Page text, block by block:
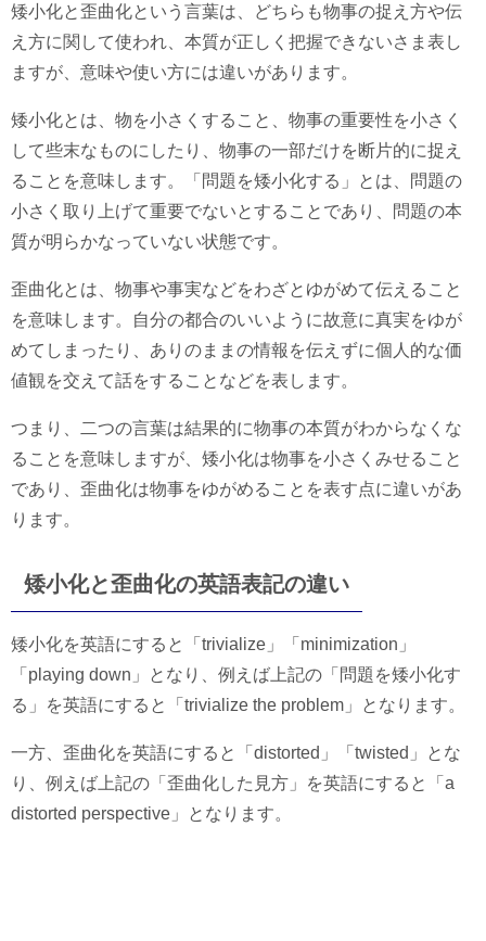
矮小化と歪曲化という言葉は、どちらも物事の捉え方や伝
え方に関して使われ、本質が正しく把握できないさま表し
ますが、意味や使い方には違いがあります。
矮小化とは、物を小さくすること、物事の重要性を小さく
して些末なものにしたり、物事の一部だけを断片的に捉え
ることを意味します。「問題を矮小化する」とは、問題の
小さく取り上げて重要でないとすることであり、問題の本
質が明らかなっていない状態です。
歪曲化とは、物事や事実などをわざとゆがめて伝えること
を意味します。自分の都合のいいように故意に真実をゆが
めてしまったり、ありのままの情報を伝えずに個人的な価
値観を交えて話をすることなどを表します。
つまり、二つの言葉は結果的に物事の本質がわからなくな
ることを意味しますが、矮小化は物事を小さくみせること
であり、歪曲化は物事をゆがめることを表す点に違いがあ
ります。
矮小化と歪曲化の英語表記の違い
矮小化を英語にすると「trivialize」「minimization」
「playing down」となり、例えば上記の「問題を矮小化す
る」を英語にすると「trivialize the problem」となります。
一方、歪曲化を英語にすると「distorted」「twisted」とな
り、例えば上記の「歪曲化した見方」を英語にすると「a
distorted perspective」となります。